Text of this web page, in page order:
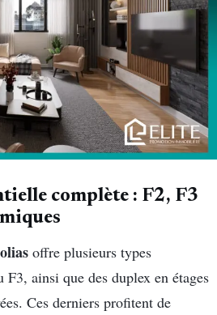
complète : F2, F3
offre plusieurs types
F3, ainsi que des duplex en étages
Ces derniers profitent de